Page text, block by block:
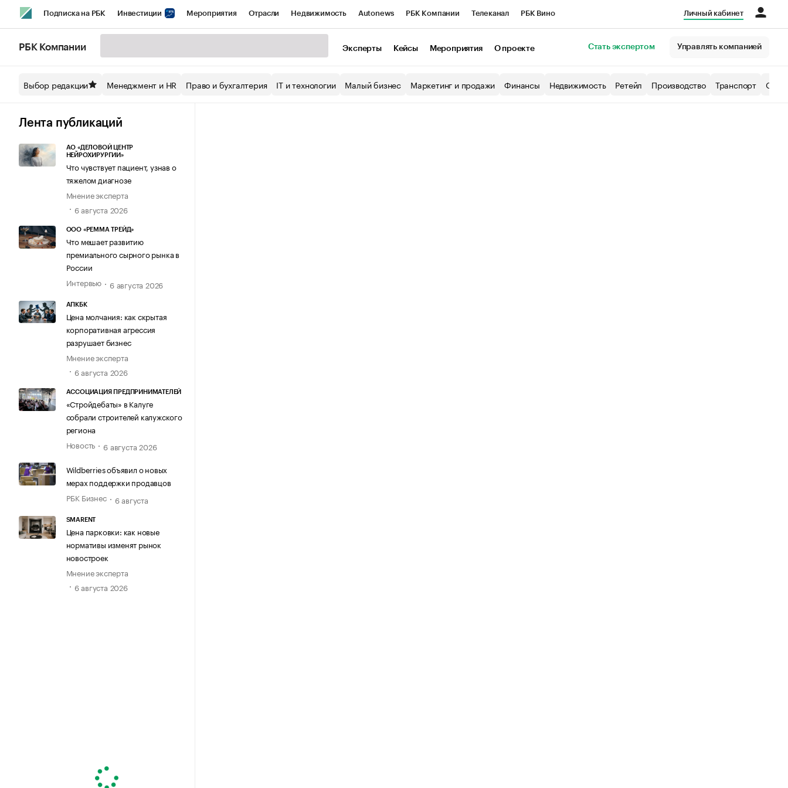
Подписка на РБК Инвестиции Мероприятия Отрасли Недвижимость Autonews РБК Компании Телеканал РБК Вино
Спецпроекты СПб Конференции СПб Спецпроекты Экономика Бизнес
Технологии и медиа
Личный кабинет
РБК Компании Эксперты Кейсы Мероприятия О проекте Стать экспертом Управлять компанией
Выбор редакции Менеджмент и HR Право и бухгалтерия IT и технологии Малый бизнес Маркетинг и продажи Финансы Недвижимость Ретейл Производство Транспорт
Лента публикаций
АО «ДЕЛОВОЙ ЦЕНТР
НЕЙРОХИРУРГИИ»
Что чувствует пациент, узнав о
тяжелом диагнозе
Мнение эксперта
6 августа 2026
ООО «РЕММА ТРЕЙД»
Что мешает развитию
премиального сырного рынка в
России
Интервью
6 августа 2026
АПКБК
Цена молчания: как скрытая
корпоративная агрессия
разрушает бизнес
Мнение эксперта
6 августа 2026
АССОЦИАЦИЯ ПРЕДПРИНИМАТЕЛЕЙ
«Стройдебаты» в Калуге
собрали строителей калужского
региона
Новость
6 августа 2026
Wildberries объявил о новых
мерах поддержки продавцов
РБК Бизнес
6 августа
SMARENT
Цена парковки: как новые
нормативы изменят рынок
новостроек
Мнение эксперта
6 августа 2026